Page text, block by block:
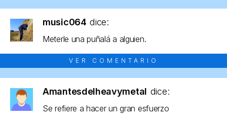
music064 dice:
Meterle una puñalá a alguien.
VER COMENTARIO
Amantesdelheavymetal dice:
Se refiere a hacer un gran esfuerzo